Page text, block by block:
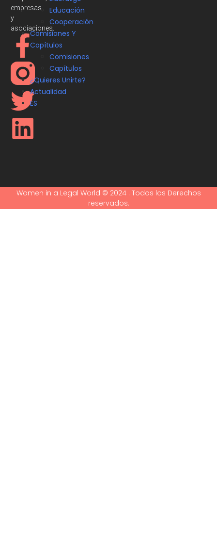
empresas
y
asociaciones.
Educación
Cooperación
Comisiones Y
Capítulos
Comisiones
Capítulos
¿Quieres Unirte?
Actualidad
ES
Women in a Legal World © 2024 . Todos los Derechos
reservados.